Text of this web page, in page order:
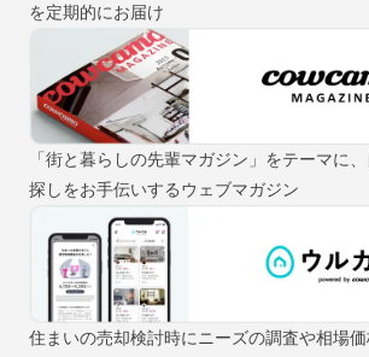
を定期的にお届け
「街と暮らしの先輩マガジン」をテーマに
探しをお手伝いするウェブマガジン
住まいの売却検討時にニーズの調査や相場